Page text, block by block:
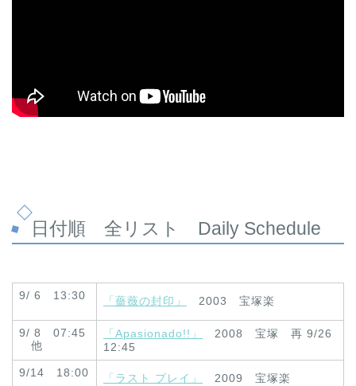
日付順 全リスト Daily Schedule
9/ 6 13:30 「薔薇の封印」 2003 宝塚楽
9/ 8 07:45
他
「Apasionado!!」
2008 宝塚 再 9/26
12:45
9/14 18:00 「ラスト プレイ」 2009 宝塚楽